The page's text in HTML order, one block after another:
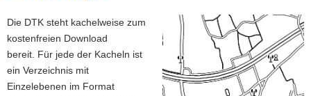
g
r
e
i
f
g
a
t
i
o
te
i
c
h
Die DTK steht kachelweise zum
kostenfreien Download
bereit. Für jede der Kacheln ist
ein Verzeichnis mit
Einzelebenen im Format